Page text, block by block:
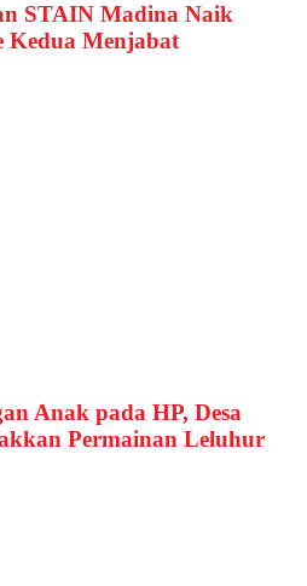
STAIN Madina Naik
Kedua Menjabat
Anak pada HP, Desa
Permainan Leluhur